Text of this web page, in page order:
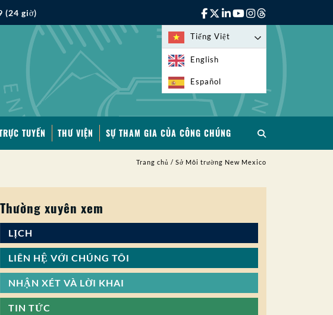
(24 giờ)
Tiếng Việt
English
Español
TUYẾN THƯ VIỆN SỰ THAM GIA CỦA CÔNG CHÚNG
Trang chủ / Sở Môi trường New Mexico
Thường xuyên xem
LỊCH
LIÊN HỆ VỚI CHÚNG TÔI
NHẬN XÉT VÀ LỜI KHAI
TIN TỨC